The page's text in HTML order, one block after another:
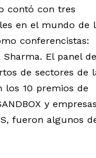
contó con tres
en el mundo de
conferencistas:
El panel de
de sectores de
los 10 premios de
y
fueron algunos